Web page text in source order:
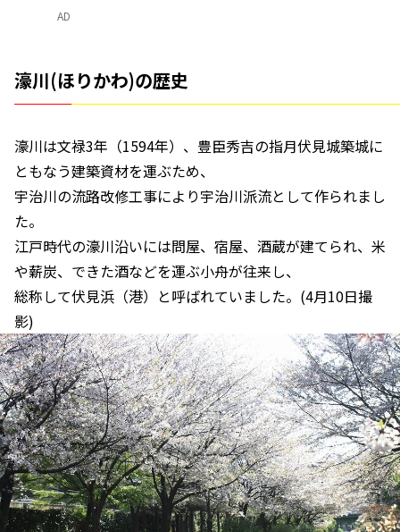
AD
濠川(ほりかわ)の歴史
濠川は文禄3年（1594年）、豊臣秀吉の指月伏見城築城に
ともなう建築資材を運ぶため、
宇治川の流路改修工事により宇治川派流として作られまし
た。
江戸時代の濠川沿いには問屋、宿屋、酒蔵が建てられ、米
や薪炭、できた酒などを運ぶ小舟が往来し、
総称して伏見浜（港）と呼ばれていました。(4月10日撮
影)